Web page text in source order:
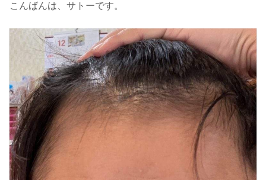
こんばんは、サトーです。